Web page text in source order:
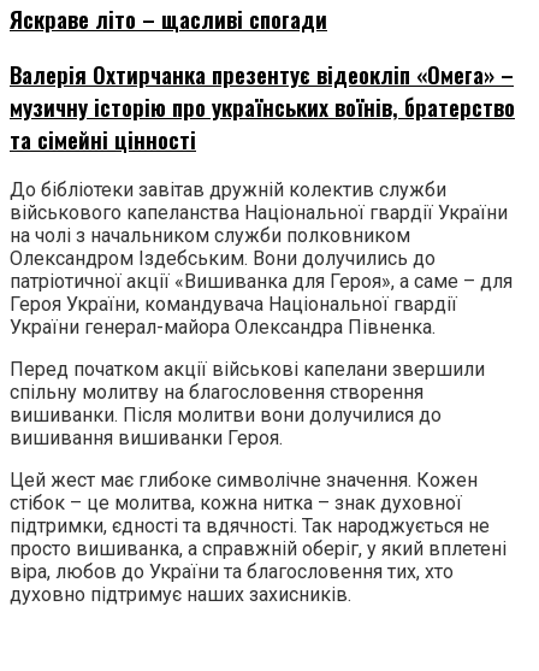
Яскраве літо – щасливі спогади
Валерія Охтирчанка презентує відеокліп «Омега» –
музичну історію про українських воїнів, братерство
та сімейні цінності
До бібліотеки завітав дружній колектив служби
військового капеланства Національної гвардії України
на чолі з начальником служби полковником
Олександром Іздебським. Вони долучились до
патріотичної акції «Вишиванка для Героя», а саме – для
Героя України, командувача Національної гвардії
України генерал-майора Олександра Півненка.
Перед початком акції військові капелани звершили
спільну молитву на благословення створення
вишиванки. Після молитви вони долучилися до
вишивання вишиванки Героя.
Цей жест має глибоке символічне значення. Кожен
стібок – це молитва, кожна нитка – знак духовної
підтримки, єдності та вдячності. Так народжується не
просто вишиванка, а справжній оберіг, у який вплетені
віра, любов до України та благословення тих, хто
духовно підтримує наших захисників.